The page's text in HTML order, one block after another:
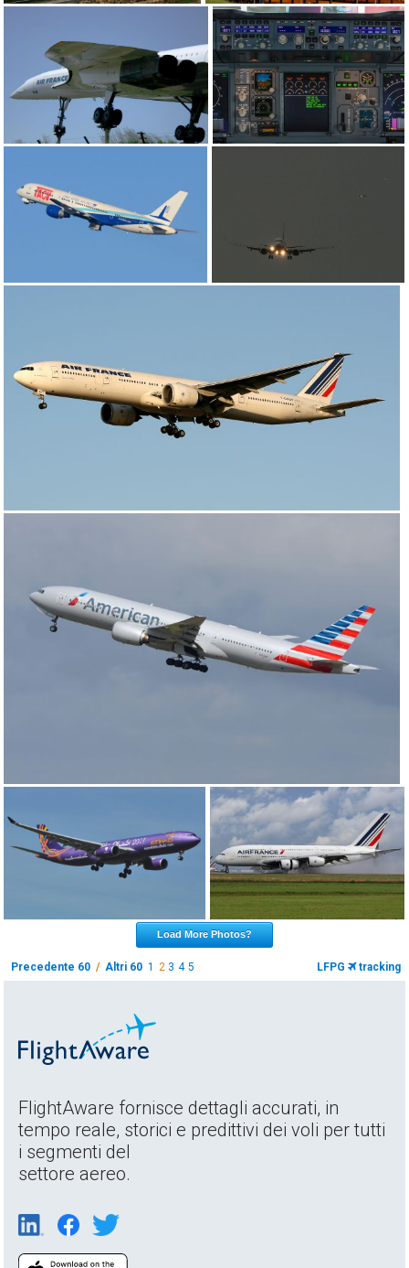
Load More Photos?
Precedente 60 / Altri 60 1 2 3 4 5 LFPG tracking
FlightAware fornisce dettagli accurati, in
tempo reale, storici e predittivi dei voli per tutti
i segmenti del
settore aereo.